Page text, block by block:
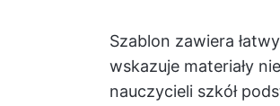
Szablon zawiera
wskazuje materiały
nauczycieli szkół